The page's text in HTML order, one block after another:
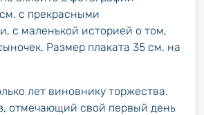
с прекрасными
с маленькой историей о том,
Размер плаката 35 см. на
лет виновнику торжества.
отмечающий свой первый день